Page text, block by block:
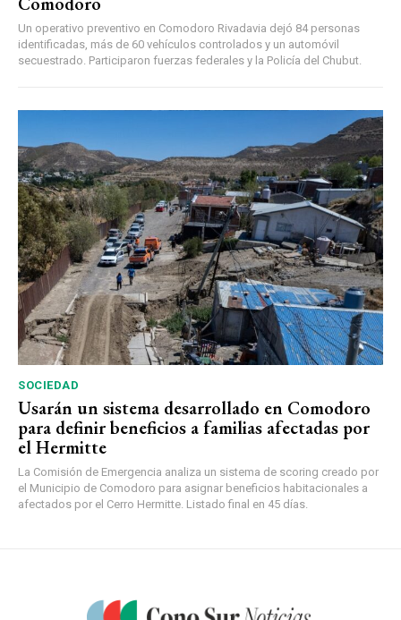
Un operativo preventivo en Comodoro Rivadavia dejó 84 personas
identificadas, más de 60 vehículos controlados y un automóvil
secuestrado. Participaron fuerzas federales y la Policía del Chubut.
SOCIEDAD
Usarán un sistema desarrollado en Comodoro
para definir beneficios a familias afectadas por
el Hermitte
La Comisión de Emergencia analiza un sistema de scoring creado por
el Municipio de Comodoro para asignar beneficios habitacionales a
afectados por el Cerro Hermitte. Listado final en 45 días.